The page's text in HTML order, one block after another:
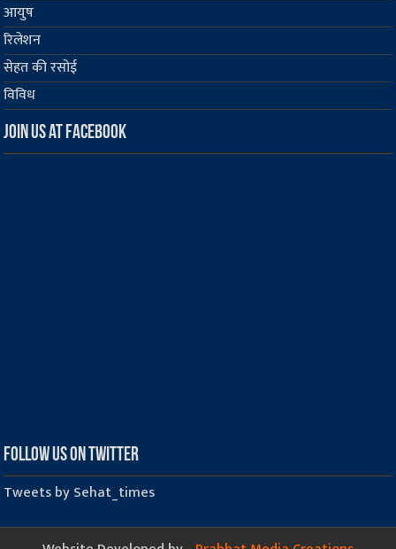
आयुष
रिलेशन
सेहत की रसोई
विविध
Join us at Facebook
Follow us on Twitter
Tweets by Sehat_times